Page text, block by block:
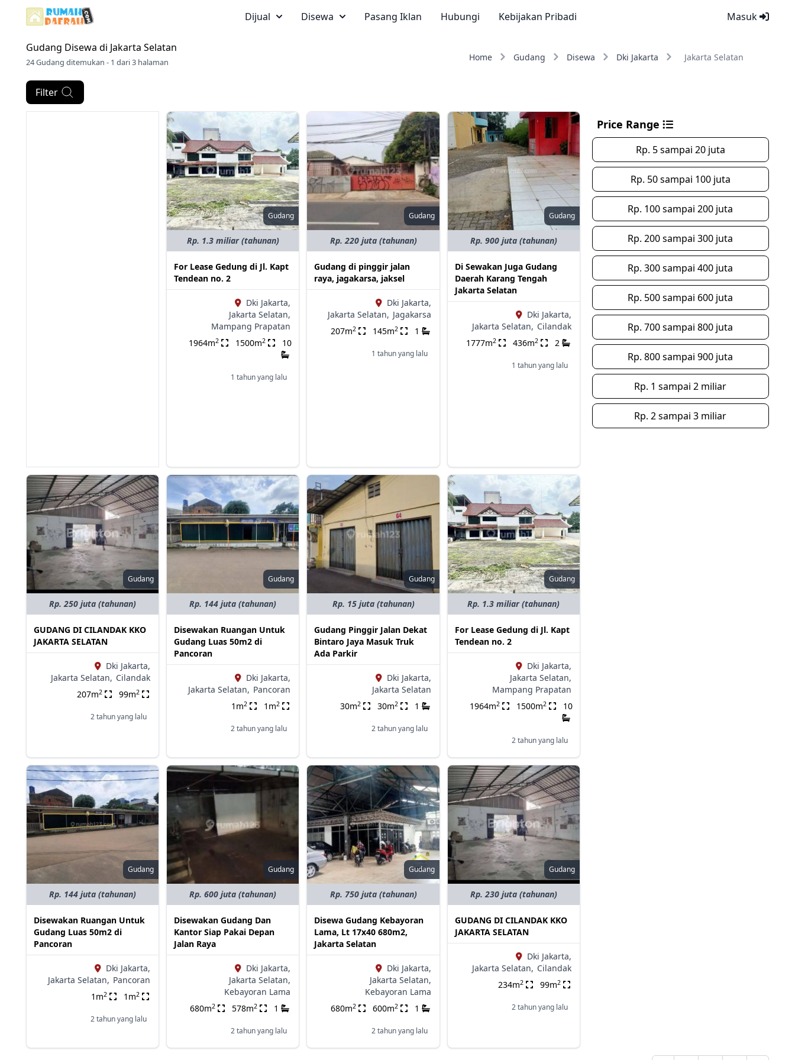
Masuk
Dijual Disewa Pasang Iklan Hubungi Kebijakan Pribadi
Gudang Disewa di Jakarta Selatan
24 Gudang ditemukan - 1 dari 3 halaman Home Gudang Disewa Dki Jakarta Jakarta Selatan
Filter
Gudang
Rp. 1.3 miliar (tahunan)
For Lease Gedung di Jl. Kapt
Tendean no. 2
Dki Jakarta,
Jakarta Selatan,
Mampang Prapatan
1964m2 1500m2 10
1 tahun yang lalu
Gudang
Rp. 220 juta (tahunan)
Gudang di pinggir jalan
raya, jagakarsa, jaksel
Dki Jakarta,
Jakarta Selatan, Jagakarsa
207m2 145m2 1
1 tahun yang lalu
Gudang
Rp. 900 juta (tahunan)
Di Sewakan Juga Gudang
Daerah Karang Tengah
Jakarta Selatan
Dki Jakarta,
Jakarta Selatan, Cilandak
1777m2 436m2 2
1 tahun yang lalu
Gudang
Rp. 250 juta (tahunan)
GUDANG DI CILANDAK KKO
JAKARTA SELATAN
Dki Jakarta,
Jakarta Selatan, Cilandak
207m2 99m2
2 tahun yang lalu
Gudang
Rp. 144 juta (tahunan)
Disewakan Ruangan Untuk
Gudang Luas 50m2 di
Pancoran
Dki Jakarta,
Jakarta Selatan, Pancoran
1m2 1m2
2 tahun yang lalu
Gudang
Rp. 15 juta (tahunan)
Gudang Pinggir Jalan Dekat
Bintaro Jaya Masuk Truk
Ada Parkir
Dki Jakarta,
Jakarta Selatan
30m2 30m2 1
2 tahun yang lalu
Gudang
Rp. 1.3 miliar (tahunan)
For Lease Gedung di Jl. Kapt
Tendean no. 2
Dki Jakarta,
Jakarta Selatan,
Mampang Prapatan
1964m2 1500m2 10
2 tahun yang lalu
Gudang
Rp. 144 juta (tahunan)
Disewakan Ruangan Untuk
Gudang Luas 50m2 di
Pancoran
Dki Jakarta,
Jakarta Selatan, Pancoran
1m2 1m2
2 tahun yang lalu
Gudang
Rp. 600 juta (tahunan)
Disewakan Gudang Dan
Kantor Siap Pakai Depan
Jalan Raya
Dki Jakarta,
Jakarta Selatan,
Kebayoran Lama
680m2 578m2 1
2 tahun yang lalu
Gudang
Rp. 750 juta (tahunan)
Disewa Gudang Kebayoran
Lama, Lt 17x40 680m2,
Jakarta Selatan
Dki Jakarta,
Jakarta Selatan,
Kebayoran Lama
680m2 600m2 1
2 tahun yang lalu
Gudang
Rp. 230 juta (tahunan)
GUDANG DI CILANDAK KKO
JAKARTA SELATAN
Dki Jakarta,
Jakarta Selatan, Cilandak
234m2 99m2
2 tahun yang lalu
Price Range
Rp. 5 sampai 20 juta
Rp. 50 sampai 100 juta
Rp. 100 sampai 200 juta
Rp. 200 sampai 300 juta
Rp. 300 sampai 400 juta
Rp. 500 sampai 600 juta
Rp. 700 sampai 800 juta
Rp. 800 sampai 900 juta
Rp. 1 sampai 2 miliar
Rp. 2 sampai 3 miliar